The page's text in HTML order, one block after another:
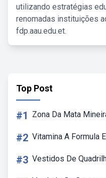
utilizando estratégias
renomadas instituições
fdp.aau.edu.et.
Top Post
#1 Zona Da Mata
#2 Vitamina A Formula
#3 Vestidos De